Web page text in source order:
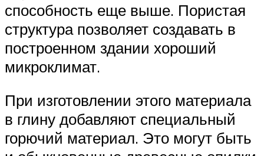
способность еще выше. Пористая
структура позволяет создавать в
построенном здании хороший
микроклимат.
При изготовлении этого материала
в глину добавляют специальный
горючий материал. Это могут быть